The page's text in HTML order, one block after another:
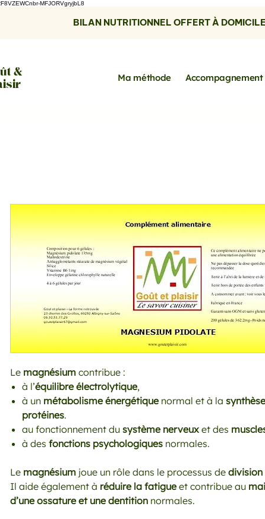
MFJORVgryjbL8
BILAN NUTRITIONNEL OFFERT À
&
Ma méthode Accompagnement
Le magnésium contribue :
à l’équilibre électrolytique,
à un métabolisme énergétiquenormal et à la
protéines.
au fonctionnement du système nerveux et des
à des fonctions psychologiques normales.
Le magnésium joue un rôle dans le processus de division
Il aide également à réduire la fatigueet contribue au
d’une ossature et une dentition normales.